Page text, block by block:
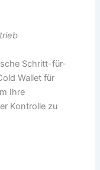
Schritt-für-
Wallet für
Ihre
Kontrolle zu